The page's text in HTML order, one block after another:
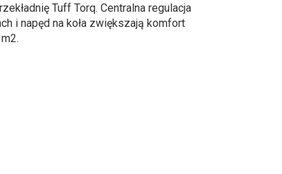
Tuff Torq. Centralna regulacja
i napęd na koła zwiększają komfort